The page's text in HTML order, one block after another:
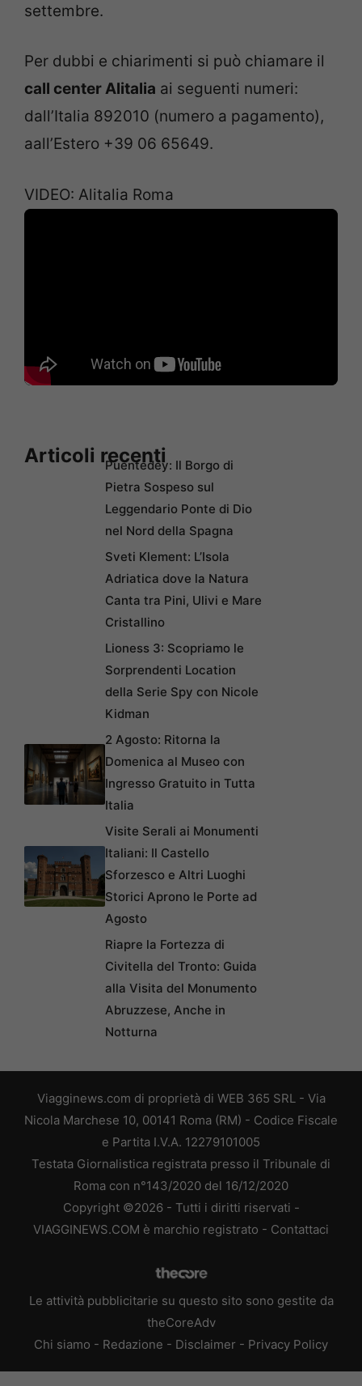
settembre.
Per dubbi e chiarimenti si può chiamare il
call center Alitalia ai seguenti numeri:
dall’Italia 892010 (numero a pagamento),
aall’Estero +39 06 65649.
VIDEO: Alitalia Roma
Articoli recentiPuentedey: Il Borgo di
Pietra Sospeso sul
Leggendario Ponte di Dio
nel Nord della Spagna
Sveti Klement: L’Isola
Adriatica dove la Natura
Canta tra Pini, Ulivi e Mare
Cristallino
Lioness 3: Scopriamo le
Sorprendenti Location
della Serie Spy con Nicole
Kidman
2 Agosto: Ritorna la
Domenica al Museo con
Ingresso Gratuito in Tutta
Italia
Visite Serali ai Monumenti
Italiani: Il Castello
Sforzesco e Altri Luoghi
Storici Aprono le Porte ad
Agosto
Riapre la Fortezza di
Civitella del Tronto: Guida
alla Visita del Monumento
Abruzzese, Anche in
Notturna
Viagginews.com di proprietà di WEB 365 SRL - Via
Nicola Marchese 10, 00141 Roma (RM) - Codice Fiscale
e Partita I.V.A. 12279101005
Testata Giornalistica registrata presso il Tribunale di
Roma con n°143/2020 del 16/12/2020
Copyright ©2026 - Tutti i diritti riservati -
VIAGGINEWS.COM è marchio registrato - Contattaci
Le attività pubblicitarie su questo sito sono gestite da
theCoreAdv
Chi siamo - Redazione - Disclaimer - Privacy Policy